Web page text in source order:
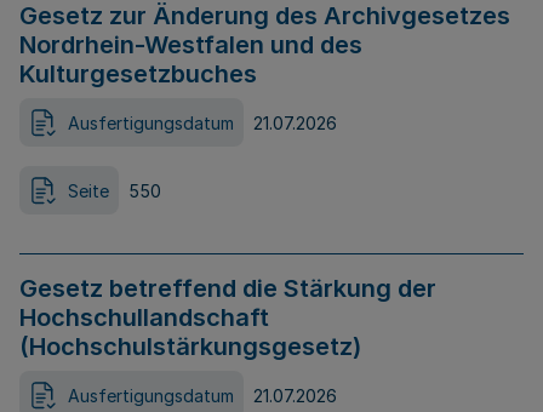
Gesetz zur Änderung des Archivgesetzes
Nordrhein-Westfalen und des
Kulturgesetzbuches
Ausfertigungsdatum 21.07.2026
Seite 550
Gesetz betreffend die Stärkung der
Hochschullandschaft
(Hochschulstärkungsgesetz)
Ausfertigungsdatum 21.07.2026